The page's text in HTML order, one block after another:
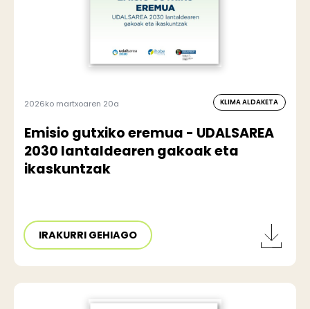
2026ko martxoaren 20a KLIMA ALDAKETA
Emisio gutxiko eremua - UDALSAREA
2030 lantaldearen gakoak eta
ikaskuntzak
IRAKURRI GEHIAGO